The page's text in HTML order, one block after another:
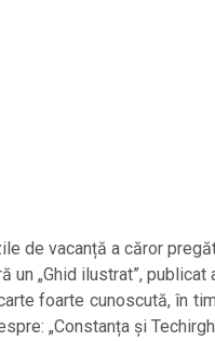
de vacanță a căror
un „Ghid ilustrat”,
foarte cunoscută, în
„Constanța și